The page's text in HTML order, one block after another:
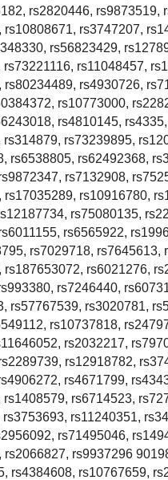
rs2820446,
rs3747207,
rs56823429,
rs11048457,
rs4930726,
rs10773000,
rs4810145,
rs73239895,
rs6538805, rs62492368,
rs7132908,
rs10916780,
rs75080135,
rs6565922,
rs7029718,
rs6021276,
rs7246440,
rs57767539, rs3020781,
rs10737818,
rs2032217,
rs12918782,
rs4671799,
rs6714523,
rs11240351,
rs71495046,
rs9937296
rs4384608, rs10767659,